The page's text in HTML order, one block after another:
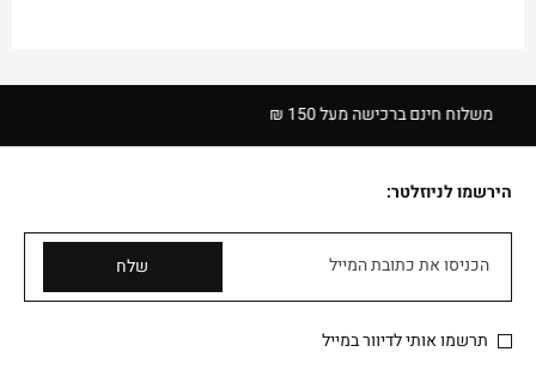
משלוח חינם ברכישה מעל 150 ₪
הירשמו לניוזלטר:
הכניסו את כתובת המייל שלח
תרשמו אותי לדיוור במייל